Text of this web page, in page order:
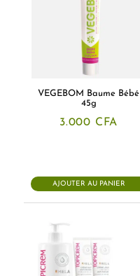
VEGEBOM Baume Bébé
45g
3.000 CFA
AJOUTER AU PANIER